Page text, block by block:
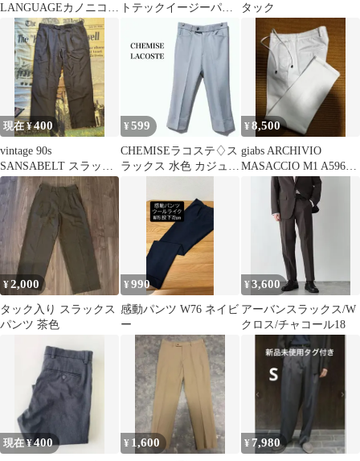
LANGUAGEカノニコ生
地 薄手ウールスラッ
クス
トテックイージーパン
ツ ２WAYストレッチ
〈Ｓ・黒〉
タック
現在 ¥400
vintage 90s
SANSABELT スラック
ス ワイドパンツ ブラッ
ク
¥599
CHEMISEラコステ♢ス
ラックス 水色 カジュア
¥8,500
giabs ARCHIVIO
MASACCIO M1 A5961
サイズ44
¥2,000
タック入り スラックス
パンツ 茶色
¥990
感動パンツ W76 ネイビ
ー
¥3,600
アーバンスラックス/W
クロス/チャコール18
現在 ¥400 ¥ 1,600 ¥ 7,980